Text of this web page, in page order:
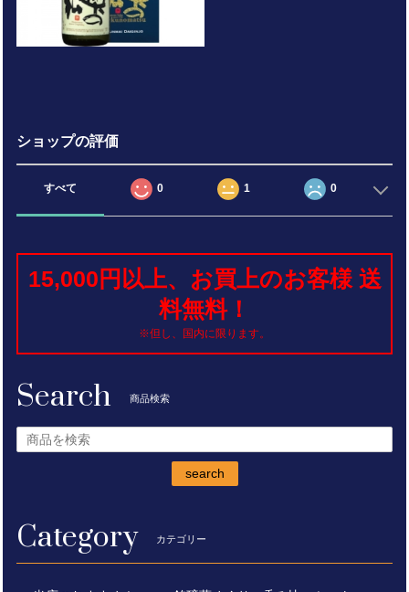
ショップの評価
すべて 0 1 0
15,000円以上、お買上のお客様 送
料無料！
※但し、国内に限ります。
Search 商品検索
search
Category カテゴリー